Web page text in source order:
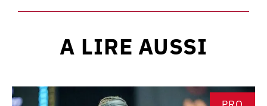
A LIRE AUSSI